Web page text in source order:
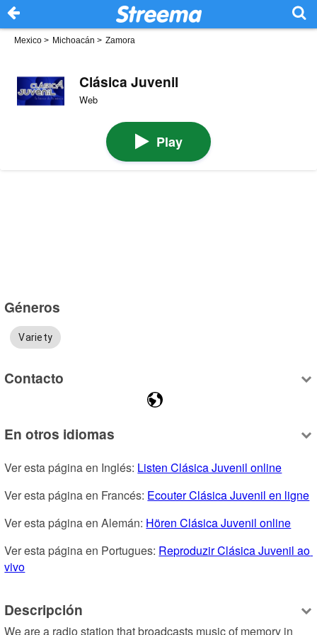
Mexico > Michoacán > Zamora
Clásica Juvenil
Web
Play
Géneros
Variety
Contacto
En otros idiomas
Ver esta página en Inglés: Listen Clásica Juvenil online
Ver esta página en Francés: Ecouter Clásica Juvenil en ligne
Ver esta página en Alemán: Hören Clásica Juvenil online
Ver esta página en Portugues: Reproduzir Clásica Juvenil ao
vivo
Descripción
We are a radio station that broadcasts music of memory in